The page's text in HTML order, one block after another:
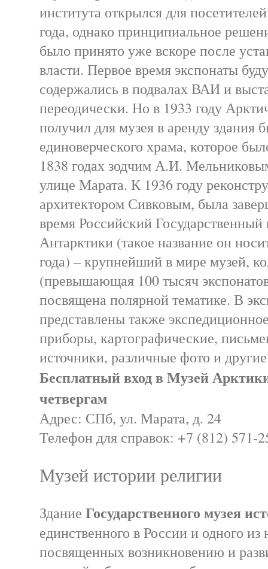
института открылся для
года, однако принципиальное
было принято уже вскоре после
власти. Первое время экспонаты
содержались в подвалах ВАИ и
переодически. Но в 1933 году
получил для музея в аренду здания
единоверческого храма, которое
1838 годах зодчим А.И.
улице Марата. К 1936 году
архитектором Сивковым, была
время Российский
Антарктики (такое название он
года) – крупнейший в мире музей,
(превышающая 100 тысяч
посвящена полярной тематике. В
представлены также
приборы, картографические,
источники, различные фото и
Бесплатный вход в Музей
четвергам
Адрес: СПб, ул. Марата, д. 24
Телефон для справок: +7 (812) 571-
Музей истории религии
Здание Государственного музея
единственного в России и одного
посвященных возникновению и